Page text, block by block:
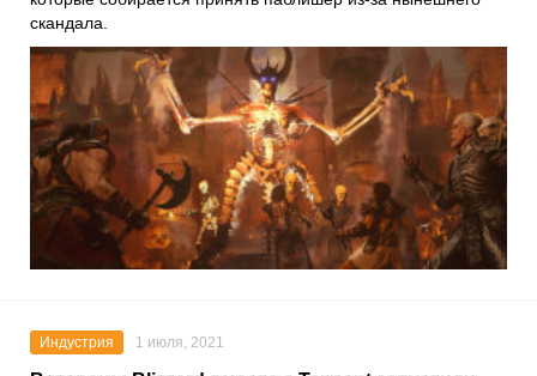
скандала.
Индустрия 1 июля, 2021